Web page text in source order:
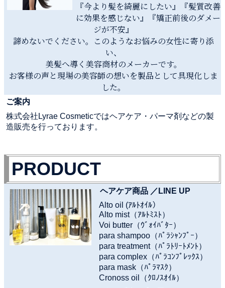
『今より髪を綺麗にしたい』『髪質改善
に効果を感じない』『矯正前後のダメー
ジが不安』
諦めないでください。このようなお悩みの女性に寄り添
い、
美髪へ導く美容商材のメーカーです。
お客様の声と現場の美容師の想いを製品として具現化しま
した。
ご案内
株式会社Lyrae Cosmeticではヘアケア・パーマ剤などの製
造販売を行っております。
PRODUCT
ヘアケア商品 ／LINE UP
Alto oil (ｱﾙﾄｵｲﾙ）
Alto mist（ｱﾙﾄﾐｽﾄ）
Voi butter（ｳﾞｫｲﾊﾞﾀｰ）
para shampoo（ﾊﾟﾗｼｬﾝﾌﾟｰ）
para treatment（ﾊﾟﾗﾄﾘｰﾄﾒﾝﾄ）
para complex（ﾊﾟﾗｺﾝﾌﾟﾚｯｸｽ）
para mask（ﾊﾟﾗﾏｽｸ）
Cronoss oil（ｸﾛﾉｽｵｲﾙ）